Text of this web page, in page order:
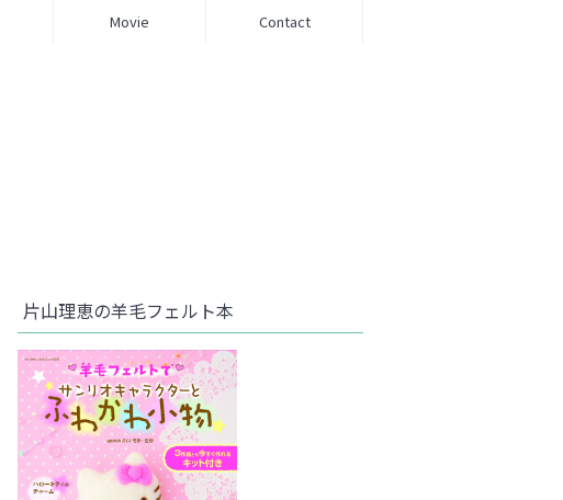
Movie Contact
片山理恵の羊毛フェルト本